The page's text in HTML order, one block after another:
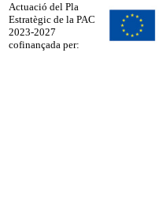
Actuació del Pla
Estratègic de la PAC
2023-2027
cofinançada per: